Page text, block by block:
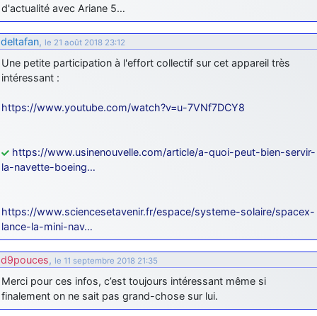
d'actualité avec Ariane 5…
deltafan, le 21 août 2018 23:12
Une petite participation à l'effort collectif sur cet appareil très
intéressant :
https://www.youtube.com/watch?v=u-7VNf7DCY8
https://www.usinenouvelle.com/article/a-quoi-peut-bien-servir-
la-navette-boeing…
https://www.sciencesetavenir.fr/espace/systeme-solaire/spacex-
lance-la-mini-nav…
d9pouces, le 11 septembre 2018 21:35
Merci pour ces infos, c’est toujours intéressant même si
finalement on ne sait pas grand-chose sur lui.